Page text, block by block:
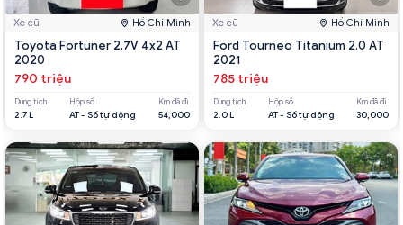
Xe cũ Hồ Chí Minh
Toyota Fortuner 2.7V 4x2 AT
2020
790 triệu
Dung tích
2.7 L
Hộp số
AT - Số tự động
Km đã đi
54,000
Xe cũ Hồ Chí Minh
Ford Tourneo Titanium 2.0 AT
2021
785 triệu
Dung tích
2.0 L
Hộp số
AT - Số tự động
Km đã đi
30,000